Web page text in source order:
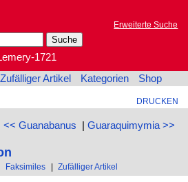
Erweiterte Suche
1721
Zufälliger Artikel Kategorien Shop
DRUCKEN
<< Guanabanus | Guaraquimymia >>
Faksimiles Zufälliger Artikel